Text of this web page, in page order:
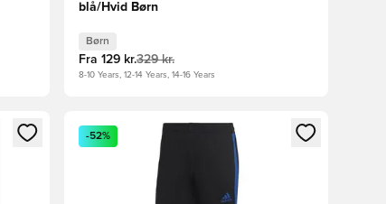
blå/Hvid Børn
Børn
Fra 129 kr.329 kr.
8-10 Years, 12-14 Years, 14-16 Years
tilmelde dig som medlem
Åbner en Modal til at logge ind eller tilmelde dig
-52%